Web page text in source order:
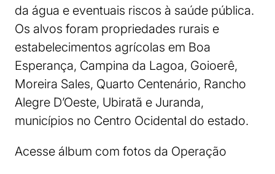
da água e eventuais riscos à saúde pública.
Os alvos foram propriedades rurais e
estabelecimentos agrícolas em Boa
Esperança, Campina da Lagoa, Goioerê,
Moreira Sales, Quarto Centenário, Rancho
Alegre D’Oeste, Ubiratã e Juranda,
municípios no Centro Ocidental do estado.
Acesse álbum com fotos da Operação